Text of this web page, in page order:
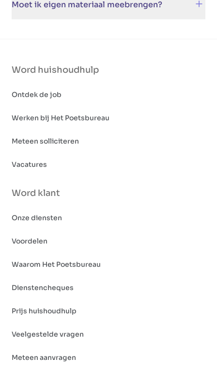
zodat je niet lang hoeft te wachten.
Moet ik eigen materiaal meebrengen?
Word huishoudhulp
Ontdek de job
Werken bij Het Poetsbureau
Meteen solliciteren
Vacatures
Word klant
Onze diensten
Voordelen
Waarom Het Poetsbureau
Dienstencheques
Prijs huishoudhulp
Veelgestelde vragen
Meteen aanvragen